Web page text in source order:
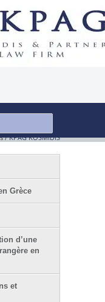
/KPAG KOSMIDIS
Grèce
d’une
en
et